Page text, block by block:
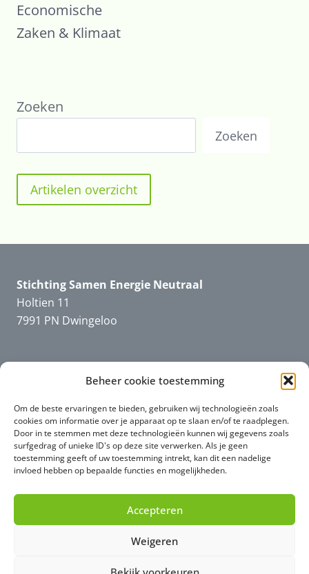
Beheer cookie toestemming
Om de beste ervaringen te bieden, gebruiken wij technologieën zoals
cookies om informatie over je apparaat op te slaan en/of te raadplegen.
Door in te stemmen met deze technologieën kunnen wij gegevens zoals
surfgedrag of unieke ID's op deze site verwerken. Als je geen
toestemming geeft of uw toestemming intrekt, kan dit een nadelige
invloed hebben op bepaalde functies en mogelijkheden.
Accepteren
Weigeren
Economische
Zaken & Klimaat
Zoeken
Zoeken
Artikelen overzicht
Stichting Samen Energie Neutraal
Holtien 11
7991 PN Dwingeloo
SEN
Informatiealgemeen
Privacy (AVG)